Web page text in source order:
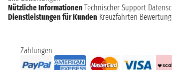
Nützliche Informationen Technischer Support
Dienstleistungen für Kunden Kreuzfahrten
Zahlungen